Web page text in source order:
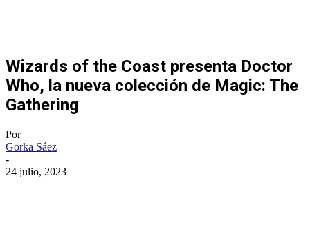
Wizards of the Coast presenta Doctor
Who, la nueva colección de Magic: The
Gathering
Por
Gorka Sáez
-
24 julio, 2023